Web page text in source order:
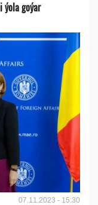
ýola goýar
07.11.2023 - 15:30